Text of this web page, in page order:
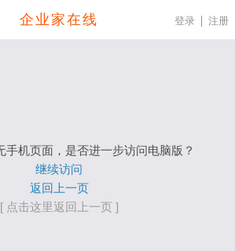
企业家在线 登录 注册
手机页面，是否进一步访问电脑版？
继续访问
返回上一页
[ 点击这里返回上一页 ]